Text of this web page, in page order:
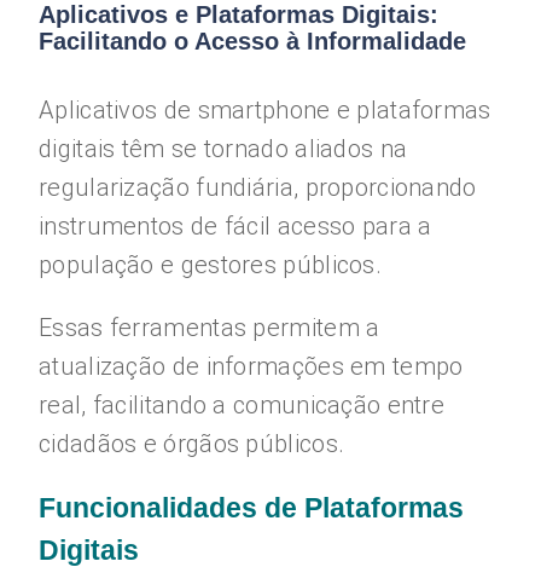
Aplicativos e Plataformas Digitais:
Facilitando o Acesso à Informalidade
Aplicativos de smartphone e plataformas
digitais têm se tornado aliados na
regularização fundiária, proporcionando
instrumentos de fácil acesso para a
população e gestores públicos.
Essas ferramentas permitem a
atualização de informações em tempo
real, facilitando a comunicação entre
cidadãos e órgãos públicos.
Funcionalidades de Plataformas
Digitais